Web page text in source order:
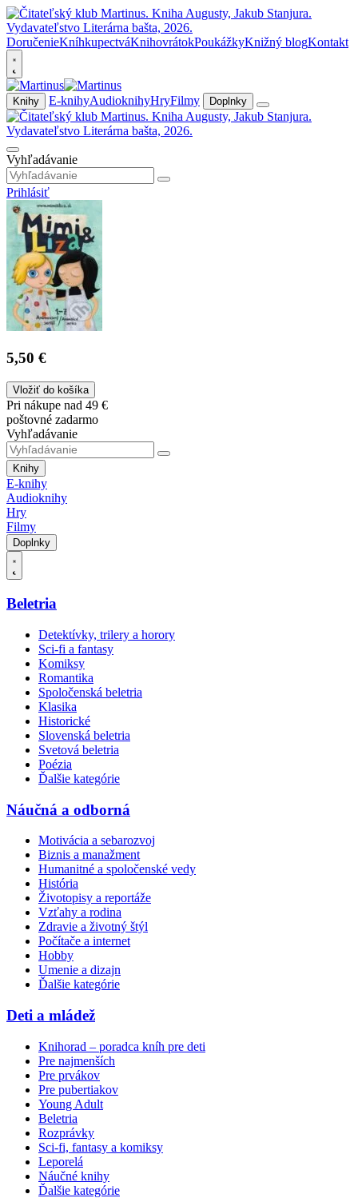
DoručenieKníhkupectváKnihovrátokPoukážkyKnižný blogKontakt
Knihy E-knihyAudioknihyHryFilmy Doplnky
Vyhľadávanie
Prihlásiť
5,50 €
Vložiť do košíka
Pri nákupe nad 49 €
poštovné zadarmo
Vyhľadávanie
Knihy
E-knihy
Audioknihy
Hry
Filmy
Doplnky
Beletria
Detektívky, trilery a horory
Sci-fi a fantasy
Komiksy
Romantika
Spoločenská beletria
Klasika
Historické
Slovenská beletria
Svetová beletria
Poézia
Ďalšie kategórie
Náučná a odborná
Motivácia a sebarozvoj
Biznis a manažment
Humanitné a spoločenské vedy
História
Životopisy a reportáže
Vzťahy a rodina
Zdravie a životný štýl
Počítače a internet
Hobby
Umenie a dizajn
Ďalšie kategórie
Deti a mládež
Knihorad – poradca kníh pre deti
Pre najmenších
Pre prvákov
Pre pubertiakov
Young Adult
Beletria
Rozprávky
Sci-fi, fantasy a komiksy
Leporelá
Náučné knihy
Ďalšie kategórie